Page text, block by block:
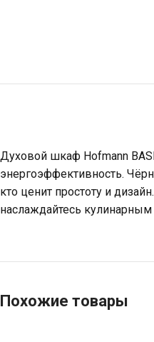
Духовой шкаф Hofmann
энергоэффективность.
кто ценит простоту и
наслаждайтесь
Похожие товары